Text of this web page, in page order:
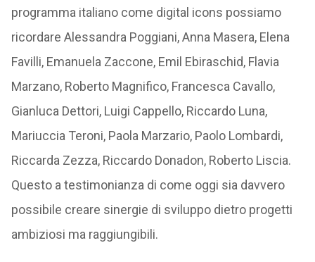
programma italiano come digital icons possiamo
ricordare Alessandra Poggiani, Anna Masera, Elena
Favilli, Emanuela Zaccone, Emil Ebiraschid, Flavia
Marzano, Roberto Magnifico, Francesca Cavallo,
Gianluca Dettori, Luigi Cappello, Riccardo Luna,
Mariuccia Teroni, Paola Marzario, Paolo Lombardi,
Riccarda Zezza, Riccardo Donadon, Roberto Liscia.
Questo a testimonianza di come oggi sia davvero
possibile creare sinergie di sviluppo dietro progetti
ambiziosi ma raggiungibili.